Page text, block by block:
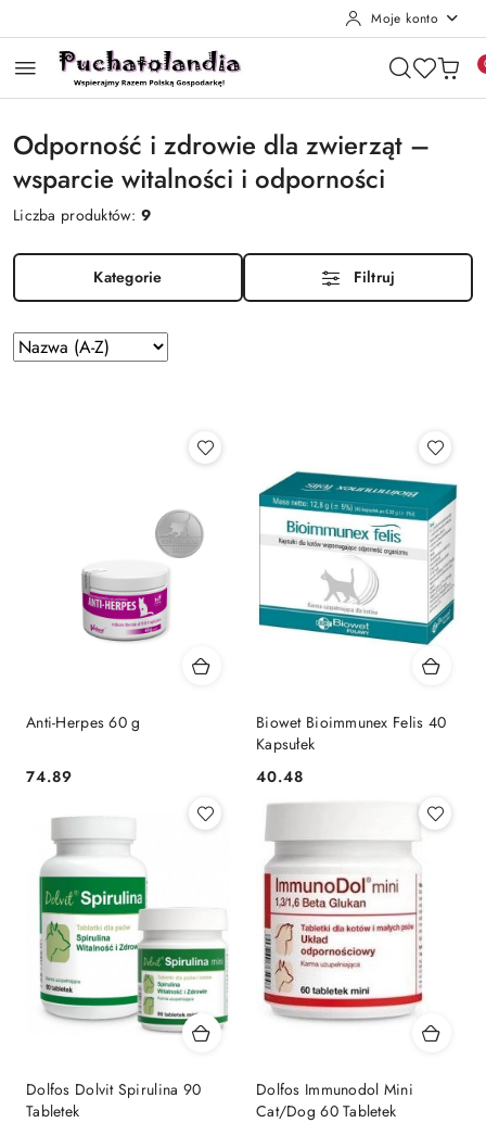
Moje konto
Odporność i zdrowie dla zwierząt –
wsparcie witalności i odporności
Liczba produktów:9
Kategorie Filtruj
Zastosowano
sortowanie:
Sortuj
według
Anti-Herpes 60 g
Cena:
74.89
Biowet Bioimmunex Felis 40
Kapsułek
Cena:
40.48
Dolfos Dolvit Spirulina 90
Tabletek
Dolfos Immunodol Mini
Cat/Dog 60 Tabletek